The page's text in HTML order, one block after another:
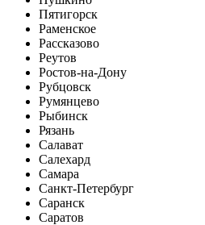
Пятигорск
Раменское
Рассказово
Реутов
Ростов-на-Дону
Рубцовск
Румянцево
Рыбинск
Рязань
Салават
Салехард
Самара
Санкт-Петербург
Саранск
Саратов